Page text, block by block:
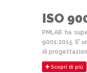
ISO
PMLAB ha
9001:2015. E'
di
Scopri di più